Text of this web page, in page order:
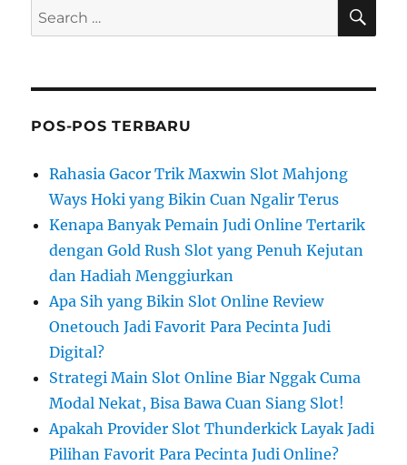
Search
for:
POS-POS TERBARU
Rahasia Gacor Trik Maxwin Slot Mahjong
Ways Hoki yang Bikin Cuan Ngalir Terus
Kenapa Banyak Pemain Judi Online Tertarik
dengan Gold Rush Slot yang Penuh Kejutan
dan Hadiah Menggiurkan
Apa Sih yang Bikin Slot Online Review
Onetouch Jadi Favorit Para Pecinta Judi
Digital?
Strategi Main Slot Online Biar Nggak Cuma
Modal Nekat, Bisa Bawa Cuan Siang Slot!
Apakah Provider Slot Thunderkick Layak Jadi
Pilihan Favorit Para Pecinta Judi Online?